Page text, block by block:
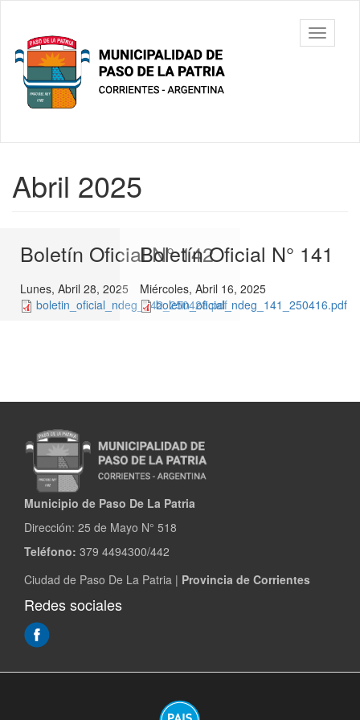
contenido
principal
Municipalidad
de Paso De
La Patria
barra
principal
Abril 2025
Boletín Oficial N° 142
boletin_oficial_ndeg_142_250428.pdf
Lunes, Abril 28, 2025
Boletín Oficial N° 141
boletin_oficial_ndeg_141_250416.pdf
Miércoles, Abril 16, 2025
Municipio de Paso De La Patria
Dirección: 25 de Mayo N° 518
Teléfono: 379 4494300/442
Ciudad de Paso De La Patria | Provincia de Corrientes
Redes sociales